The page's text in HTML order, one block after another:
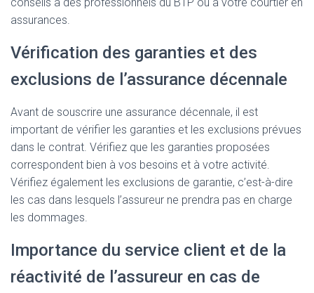
assurances.
Vérification des garanties et des
exclusions de l’assurance décennale
Avant de souscrire une assurance décennale, il est
important de vérifier les garanties et les exclusions prévues
dans le contrat. Vérifiez que les garanties proposées
correspondent bien à vos besoins et à votre activité.
Vérifiez également les exclusions de garantie, c’est-à-dire
les cas dans lesquels l’assureur ne prendra pas en charge
les dommages.
Importance du service client et de la
réactivité de l’assureur en cas de